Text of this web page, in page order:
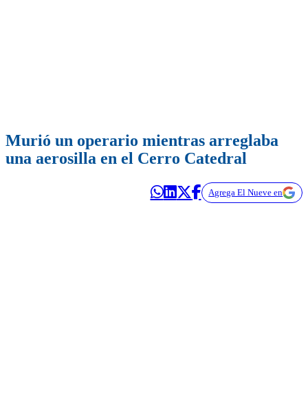
Murió un operario mientras arreglaba
una aerosilla en el Cerro Catedral
Agrega El Nueve en